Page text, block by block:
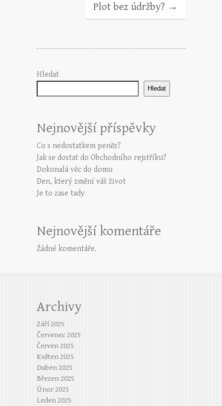
Plot bez údržby? →
Hledat
Hledat
Nejnovější příspěvky
Co s nedostatkem peněz?
Jak se dostat do Obchodního rejstříku?
Dokonalá věc do domu
Den, který změní váš život
Je to zase tady
Nejnovější komentáře
Žádné komentáře.
Archivy
Září 2025
Červenec 2025
Červen 2025
Květen 2025
Duben 2025
Březen 2025
Únor 2025
Leden 2025